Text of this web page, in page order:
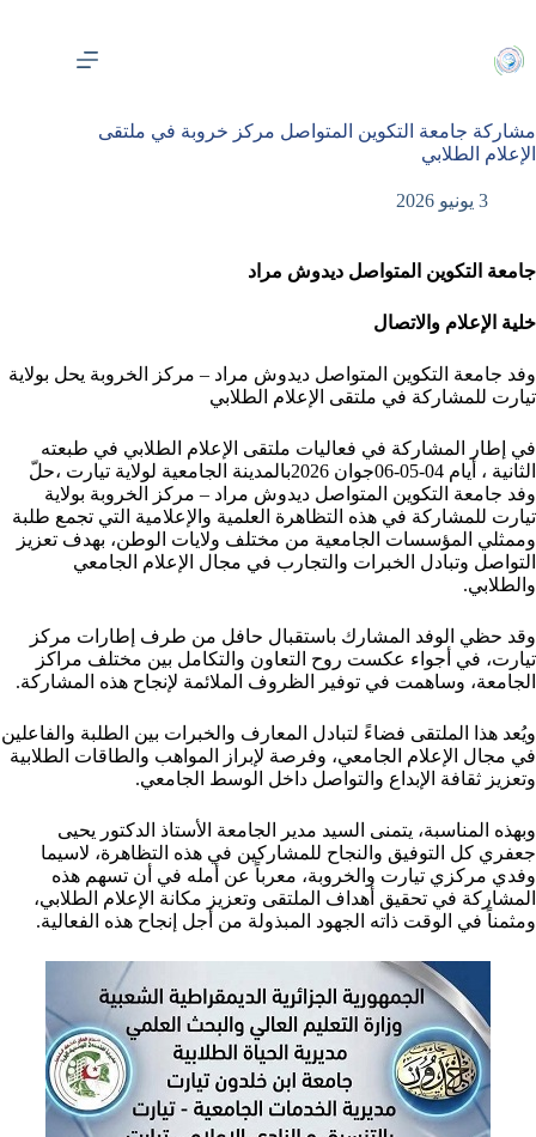
المحتوى
مشاركة جامعة التكوين المتواصل مركز خروبة في ملتقى
الإعلام الطلابي
3 يونيو 2026
جامعة التكوين المتواصل ديدوش مراد
خلية الإعلام والاتصال
وفد جامعة التكوين المتواصل ديدوش مراد – مركز الخروبة يحل بولاية
تيارت للمشاركة في ملتقى الإعلام الطلابي
في إطار المشاركة في فعاليات ملتقى الإعلام الطلابي في طبعته
الثانية ، أيام 04-05-06جوان 2026بالمدينة الجامعية لولاية تيارت ،حلّ
وفد جامعة التكوين المتواصل ديدوش مراد – مركز الخروبة بولاية
تيارت للمشاركة في هذه التظاهرة العلمية والإعلامية التي تجمع طلبة
وممثلي المؤسسات الجامعية من مختلف ولايات الوطن، بهدف تعزيز
التواصل وتبادل الخبرات والتجارب في مجال الإعلام الجامعي
والطلابي.
وقد حظي الوفد المشارك باستقبال حافل من طرف إطارات مركز
تيارت، في أجواء عكست روح التعاون والتكامل بين مختلف مراكز
الجامعة، وساهمت في توفير الظروف الملائمة لإنجاح هذه المشاركة.
ويُعد هذا الملتقى فضاءً لتبادل المعارف والخبرات بين الطلبة والفاعلين
في مجال الإعلام الجامعي، وفرصة لإبراز المواهب والطاقات الطلابية
وتعزيز ثقافة الإبداع والتواصل داخل الوسط الجامعي.
وبهذه المناسبة، يتمنى السيد مدير الجامعة الأستاذ الدكتور يحيى
جعفري كل التوفيق والنجاح للمشاركين في هذه التظاهرة، لاسيما
وفدي مركزي تيارت والخروبة، معرباً عن أمله في أن تسهم هذه
المشاركة في تحقيق أهداف الملتقى وتعزيز مكانة الإعلام الطلابي،
ومثمناً في الوقت ذاته الجهود المبذولة من أجل إنجاح هذه الفعالية.